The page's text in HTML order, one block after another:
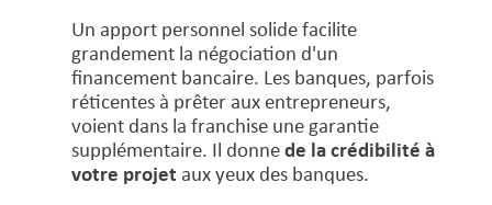
Un apport personnel solide facilite
grandement la négociation d'un
financement bancaire. Les banques, parfois
réticentes à prêter aux entrepreneurs,
voient dans la franchise une garantie
supplémentaire. Il donne de la crédibilité à
votre projet aux yeux des banques.